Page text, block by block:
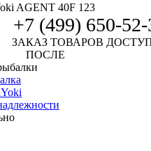
AGENT 40F 123
+7 (499) 650-52-
ЗАКАЗ ТОВАРОВ
ПОСЛЕ